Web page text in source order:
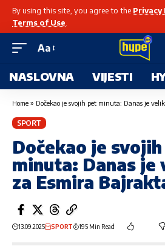
By using this site, you agree to the Privacy
Terms of Use
Aa
NASLOVNA VIJESTI
Home » Dočekao je svojih pet minuta: Danas je
SPORT
Dočekao je
minuta: Danas je
za Esmira
13.09.2025 SPORT 195 Min Read